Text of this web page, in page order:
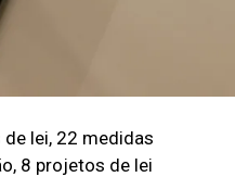
lei, 22 medidas
8 projetos de lei